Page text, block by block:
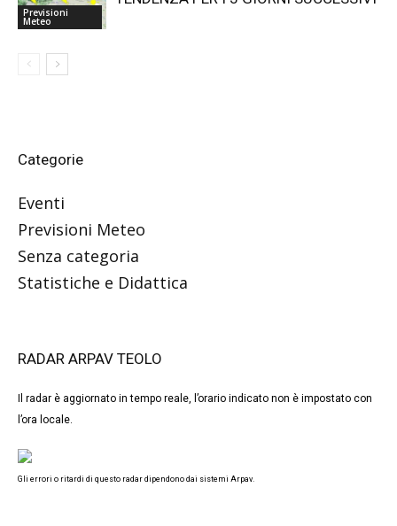
Previsioni
Meteo
Categorie
Eventi
Previsioni Meteo
Senza categoria
Statistiche e Didattica
RADAR ARPAV TEOLO
Il radar è aggiornato in tempo reale, l’orario indicato non è impostato con
l’ora locale.
Gli errori o ritardi di questo radar dipendono dai sistemi Arpav.